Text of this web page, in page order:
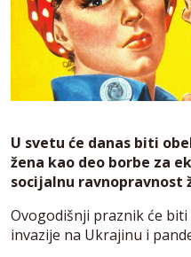
U svetu će danas biti
žena kao deo borbe za
socijalnu ravnopravnost
Ovogodišnji praznik će
invazije na Ukrajinu i